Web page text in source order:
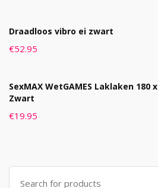
Draadloos vibro ei zwart
€52.95
SexMAX WetGAMES Laklaken 180
Zwart
€19.95
Search
for: